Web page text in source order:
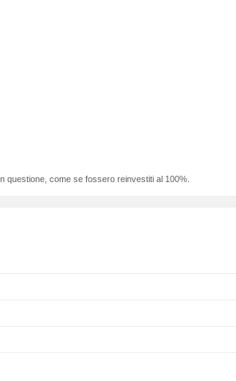
questione, come se fossero reinvestiti al 100%.